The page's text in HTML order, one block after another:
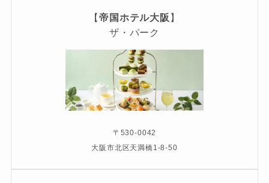
【帝国ホテル大阪 】
ザ・パーク
〒530-0042
大阪市北区天満橋1-8-50